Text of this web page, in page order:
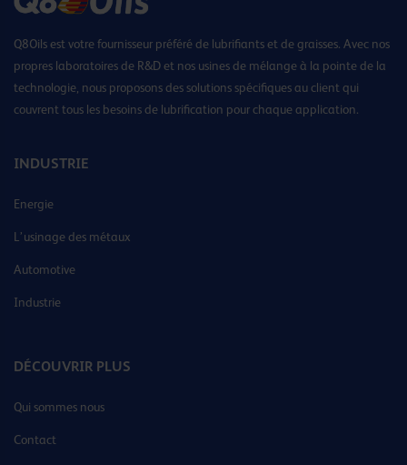
Q8Oils est votre fournisseur préféré de lubrifiants et de graisses. Avec nos
propres laboratoires de R&D et nos usines de mélange à la pointe de la
technologie, nous proposons des solutions spécifiques au client qui
couvrent tous les besoins de lubrification pour chaque application.
INDUSTRIE
Energie
L’usinage des métaux
Automotive
Industrie
DÉCOUVRIR PLUS
Qui sommes nous
Contact